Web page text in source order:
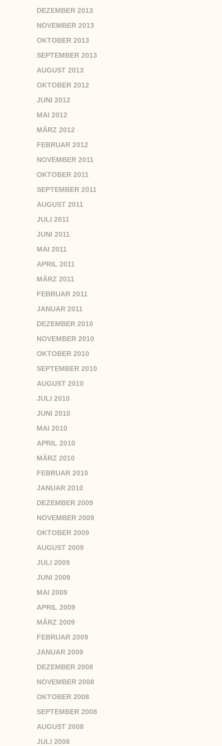
DEZEMBER 2013
NOVEMBER 2013
OKTOBER 2013
SEPTEMBER 2013
AUGUST 2013
OKTOBER 2012
JUNI 2012
MAI 2012
MÄRZ 2012
FEBRUAR 2012
NOVEMBER 2011
OKTOBER 2011
SEPTEMBER 2011
AUGUST 2011
JULI 2011
JUNI 2011
MAI 2011
APRIL 2011
MÄRZ 2011
FEBRUAR 2011
JANUAR 2011
DEZEMBER 2010
NOVEMBER 2010
OKTOBER 2010
SEPTEMBER 2010
AUGUST 2010
JULI 2010
JUNI 2010
MAI 2010
APRIL 2010
MÄRZ 2010
FEBRUAR 2010
JANUAR 2010
DEZEMBER 2009
NOVEMBER 2009
OKTOBER 2009
AUGUST 2009
JULI 2009
JUNI 2009
MAI 2009
APRIL 2009
MÄRZ 2009
FEBRUAR 2009
JANUAR 2009
DEZEMBER 2008
NOVEMBER 2008
OKTOBER 2008
SEPTEMBER 2008
AUGUST 2008
JULI 2008